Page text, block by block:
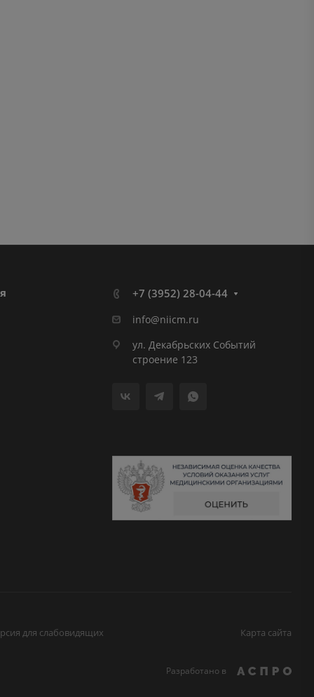
+7 (3952) 28-04-44
info@niicm.ru
ул. Декабрьских Событий
строение 123
для слабовидящих Карта сайта
Разработано в